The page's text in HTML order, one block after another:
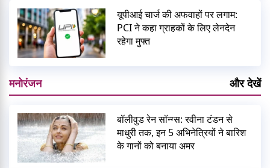
यूपीआई चार्ज की अफवाहों पर लगाम:
PCI ने कहा ग्राहकों के लिए लेनदेन
रहेगा मुफ्त
मनोरंजन और देखें
बॉलीवुड रेन सॉन्ग्स: रवीना टंडन से
माधुरी तक, इन 5 अभिनेत्रियों ने बारिश
के गानों को बनाया अमर